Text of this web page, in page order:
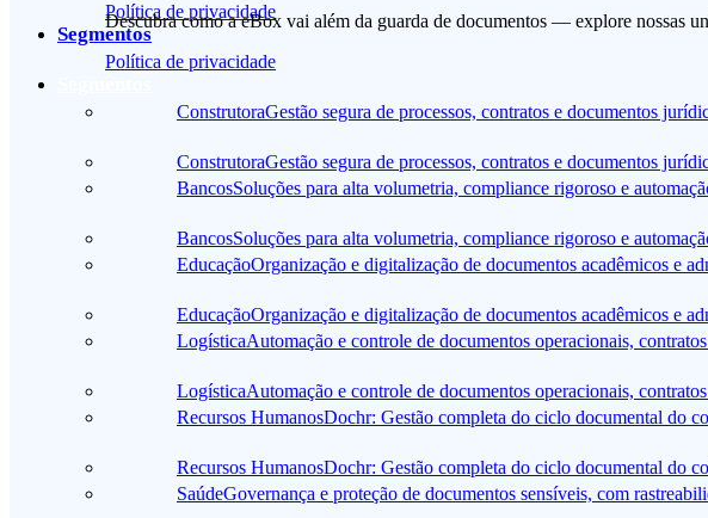
Descubra como a eBox vai além da guarda de documentos — explore nossas
Política de privacidade
ConstrutoraGestão segura de processos, contratos e documentos
BancosSoluções para alta volumetria, compliance rigoroso e
EducaçãoOrganização e digitalização de documentos acadêmicos e
LogísticaAutomação e controle de documentos operacionais,
Recursos HumanosDochr: Gestão completa do ciclo documental do
Política de privacidade
Segmentos
ConstrutoraGestão segura de processos, contratos e documentos
BancosSoluções para alta volumetria, compliance rigoroso e
EducaçãoOrganização e digitalização de documentos acadêmicos e
LogísticaAutomação e controle de documentos operacionais,
Recursos HumanosDochr: Gestão completa do ciclo documental do
SaúdeGovernança e proteção de documentos sensíveis, com